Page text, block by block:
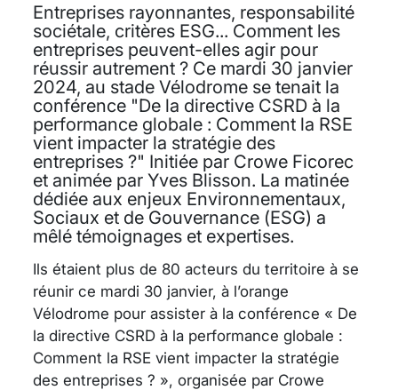
Entreprises rayonnantes, responsabilité
sociétale, critères ESG... Comment les
entreprises peuvent-elles agir pour
réussir autrement ? Ce mardi 30 janvier
2024, au stade Vélodrome se tenait la
conférence "De la directive CSRD à la
performance globale : Comment la RSE
vient impacter la stratégie des
entreprises ?" Initiée par Crowe Ficorec
et animée par Yves Blisson. La matinée
dédiée aux enjeux Environnementaux,
Sociaux et de Gouvernance (ESG) a
mêlé témoignages et expertises.
Ils étaient plus de 80 acteurs du territoire à se
réunir ce mardi 30 janvier, à l’orange
Vélodrome pour assister à la conférence « De
la directive CSRD à la performance globale :
Comment la RSE vient impacter la stratégie
des entreprises ? », organisée par Crowe